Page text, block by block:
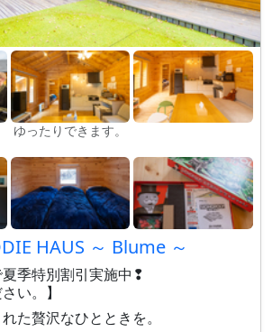
ゆったりできます。
HAUS ～ Blume ～
夏季特別割引実施中❢
い。】
た贅沢なひとときを。